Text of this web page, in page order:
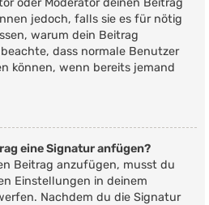
oder Moderator deinen Beitrag
jedoch, falls sie es für nötig
warum dein Beitrag
dass normale Benutzer
können, wenn bereits jemand
eine Signatur anfügen?
Beitrag anzufügen, musst du
Einstellungen in deinem
Nachdem du die Signatur